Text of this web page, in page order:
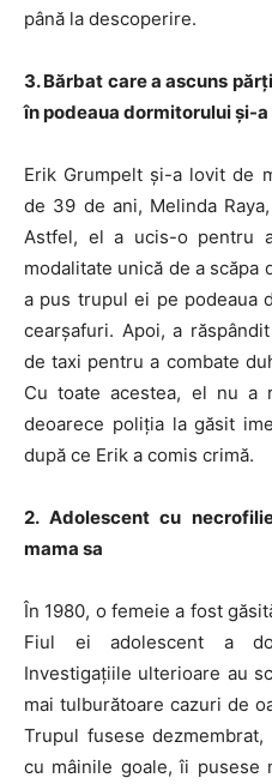
până la descoperire.
3. Bărbat care a ascuns
în podeaua dormitorului și-a
Erik Grumpelt și-a lovit de
de 39 de ani, Melinda
Astfel, el a ucis-o pentru
modalitate unică de a scăpa
a pus trupul ei pe podeaua
cearșafuri. Apoi, a
de taxi pentru a combate
Cu toate acestea, el nu a
deoarece poliția la găsit
după ce Erik a comis crimă.
2. Adolescent cu
mama sa
În 1980, o femeie a fost
Fiul ei adolescent a
Investigațiile ulterioare au
mai tulburătoare cazuri de
Trupul fusese
cu mâinile goale, îi pusese